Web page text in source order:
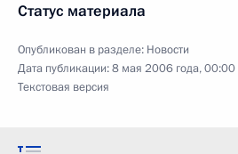
Статус материала
Опубликован в разделе: Новости
Дата публикации:8 мая 2006 года, 00:00
Текстовая версия